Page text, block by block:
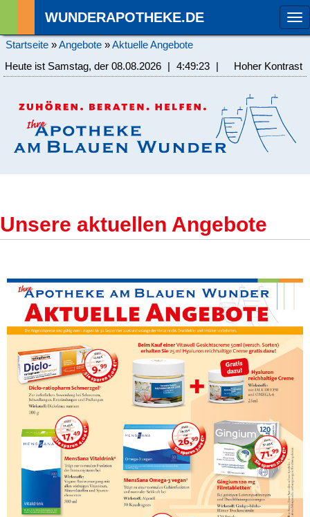
WUNDERAPOTHEKE.DE
Startseite »Angebote »Aktuelle Angebote
Heute ist Samstag, der 08.08.2026 | 4:49:23 | Hoher Kontrast
Unsere aktuellen Angebote